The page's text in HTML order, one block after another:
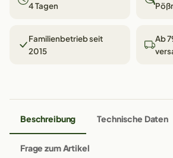
4 Tagen
Familienbetrieb seit
2015
Ab
Beschreibung Technische Daten
Frage zum Artikel